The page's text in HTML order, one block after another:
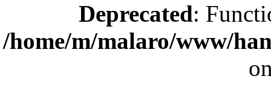
Deprecated:
/home/m/malaro/www/